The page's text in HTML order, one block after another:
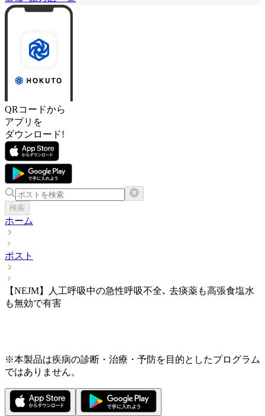
QRコードから
アプリを
ダウンロード!
検索
ホーム
ポスト
【NEJM】人工呼吸中の急性呼吸不全､ 去痰薬も高張食塩水
も無効で有害
※本製品は疾病の診断・治療・予防を目的としたプログラム
ではありません。